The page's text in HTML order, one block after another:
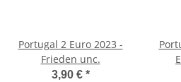
Portugal 2 Euro 2023 -
Frieden unc.
3,90 € *